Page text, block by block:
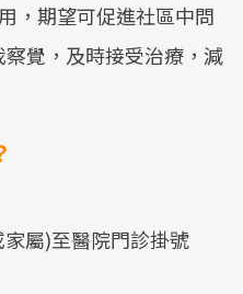
，期望可促進社區中問
覺，及時接受治療，減
家屬)至醫院門診掛號